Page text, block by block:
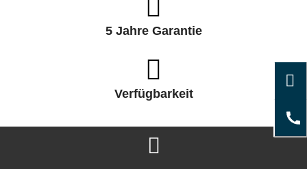
5 Jahre Garantie
Verfügbarkeit